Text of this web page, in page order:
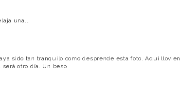
una...
sido tan tranquilo como desprende esta foto. Aquí
otro día. Un beso